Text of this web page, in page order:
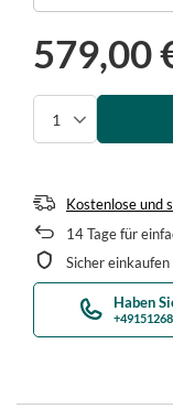
579,00
Kostenlose und
14Tage für
Sicher einkaufen
Haben